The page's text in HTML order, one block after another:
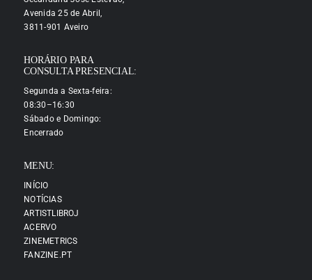
Avenida 25 de Abril,
3811-901 Aveiro
HORÁRIO PARA
CONSULTA PRESENCIAL:
Segunda a Sexta-feira:
08:30–16:30
Sábado e Domingo:
Encerrado
MENU:
INÍCIO
NOTÍCIAS
ARTISTLIBROJ
ACERVO
ZINEMETRICS
FANZINE.PT